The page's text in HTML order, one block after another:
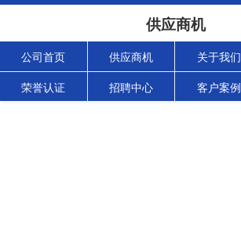
供应商机
公司首页 供应商机 关于我们
荣誉认证 招聘中心 客户案例